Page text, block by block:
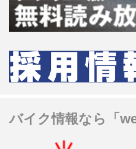
バイク情報なら「